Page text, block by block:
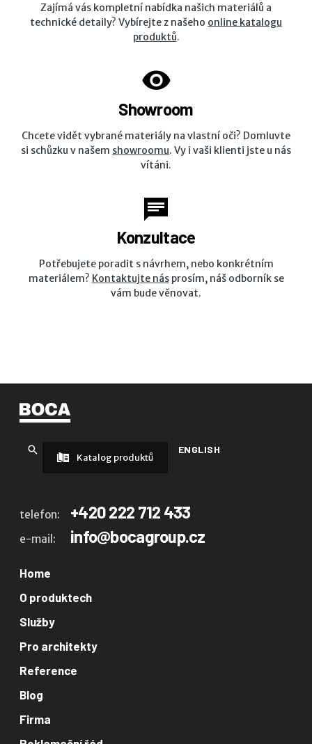
Zajímá vás kompletní nabídka našich materiálů a
technické detaily? Vybírejte z našeho online katalogu
produktů.
Showroom
Chcete vidět vybrané materiály na vlastní oči? Domluvte
si schůzku v našem showroomu. Vy i vaši klienti jste u nás
vítáni.
Konzultace
Potřebujete poradit s návrhem, nebo konkrétním
materiálem? Kontaktujte násprosím, náš odborník se
vám bude věnovat.
ENGLISH
Katalog produktů
telefon: +420 222 712 433
e-mail: info@bocagroup.cz
Home
O produktech
Služby
Pro architekty
Reference
Blog
Firma